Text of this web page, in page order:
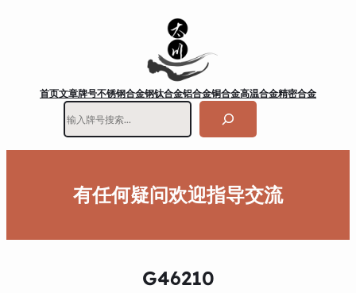
首页文章牌号不锈钢合金钢钛合金铝合金铜合金高温合金精密合金
有任何疑问欢迎指导交流
G46210